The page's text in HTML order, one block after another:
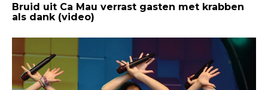
Bruid uit Ca Mau verrast gasten met krabben
als dank (video)